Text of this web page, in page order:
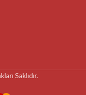
Saklıdır.